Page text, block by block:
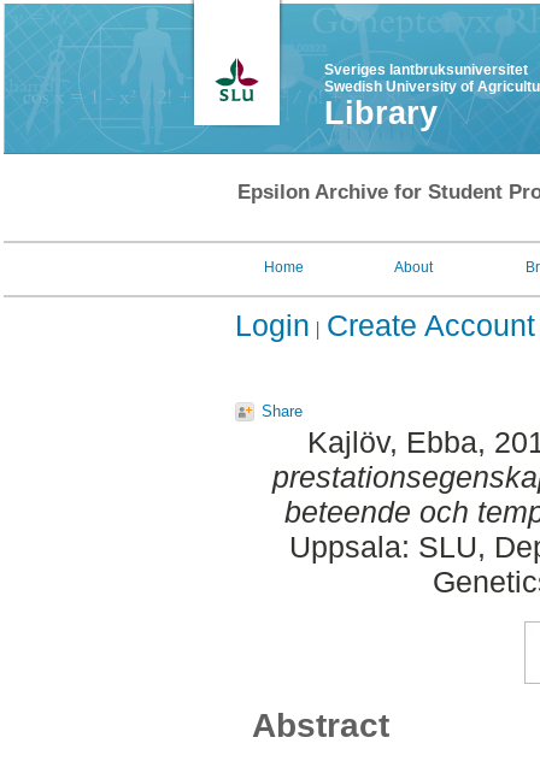
Sveriges lantbruksuniversitet
Swedish University of
Library
Epsilon Archive for Student
Home About
Login Create Account
Share
Kajlöv, Ebba,
beteende och
Uppsala: SLU,
Abstract